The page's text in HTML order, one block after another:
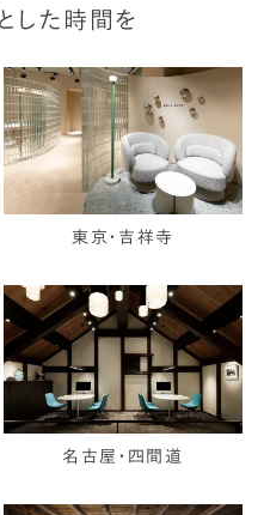
した時間を
東京・吉祥寺
名古屋・四間道